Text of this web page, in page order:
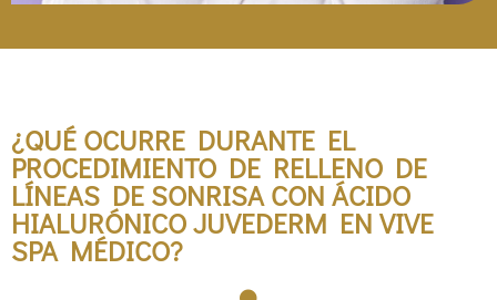
¿QUÉ OCURRE DURANTE EL
PROCEDIMIENTO DE RELLENO DE
LÍNEAS DE SONRISA CON ÁCIDO
HIALURÓNICO JUVEDERM EN VIVE
SPA MÉDICO?​